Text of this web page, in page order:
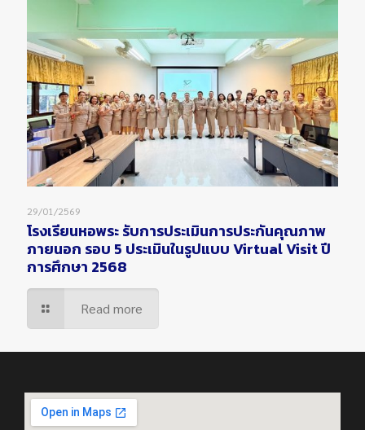
29/01/2569
โรงเรียนหอพระ รับการประเมินการประกันคุณภาพ
ภายนอก รอบ 5 ประเมินในรูปแบบ Virtual Visit ปี
การศึกษา 2568
Read more